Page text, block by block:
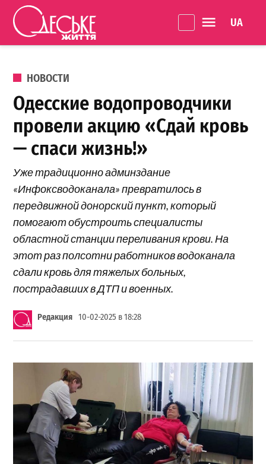
Перейти к содержанию
життя
ОПУБЛИКОВАНО В
НОВОСТИ
Одесские водопроводчики
провели акцию «Сдай кровь
— спаси жизнь!»
Уже традиционно админздание
«Инфоксводоканала» превратилось в
передвижной донорский пункт, который
помогают обустроить специалисты
областной станции переливания крови. На
этот раз полсотни работников водоканала
сдали кровь для тяжелых больных,
пострадавших в ДТП и военных.
Редакция 10-02-2025 в 18:28